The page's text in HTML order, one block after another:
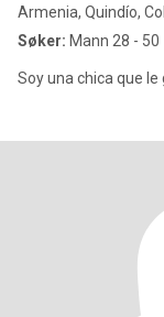
Armenia, Quindío,
Søker: Mann 28 - 50
Soy una chica que